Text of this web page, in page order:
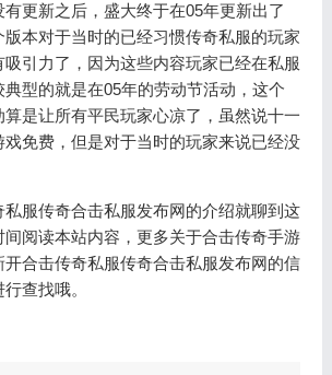
有更新之后，盛大终于在05年更新出了
版本对于当时的已经习惯传奇私服的玩家
引力了，因为这些内容玩家已经在私服
型的就是在05年的劳动节活动，这个
算是让所有平民玩家心凉了，虽然说十一
戏免费，但是对于当时的玩家来说已经没
私服传奇合击私服发布网的介绍就聊到这
间阅读本站内容，更多关于合击传奇手游
开合击传奇私服传奇合击私服发布网的信
查找哦。